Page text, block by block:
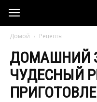
Домой Рецепты
ДОМАШНИЙ
ЧУДЕСНЫЙ